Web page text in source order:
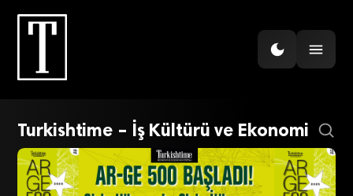
Turkishtime – İş Kültürü ve Ekonomi